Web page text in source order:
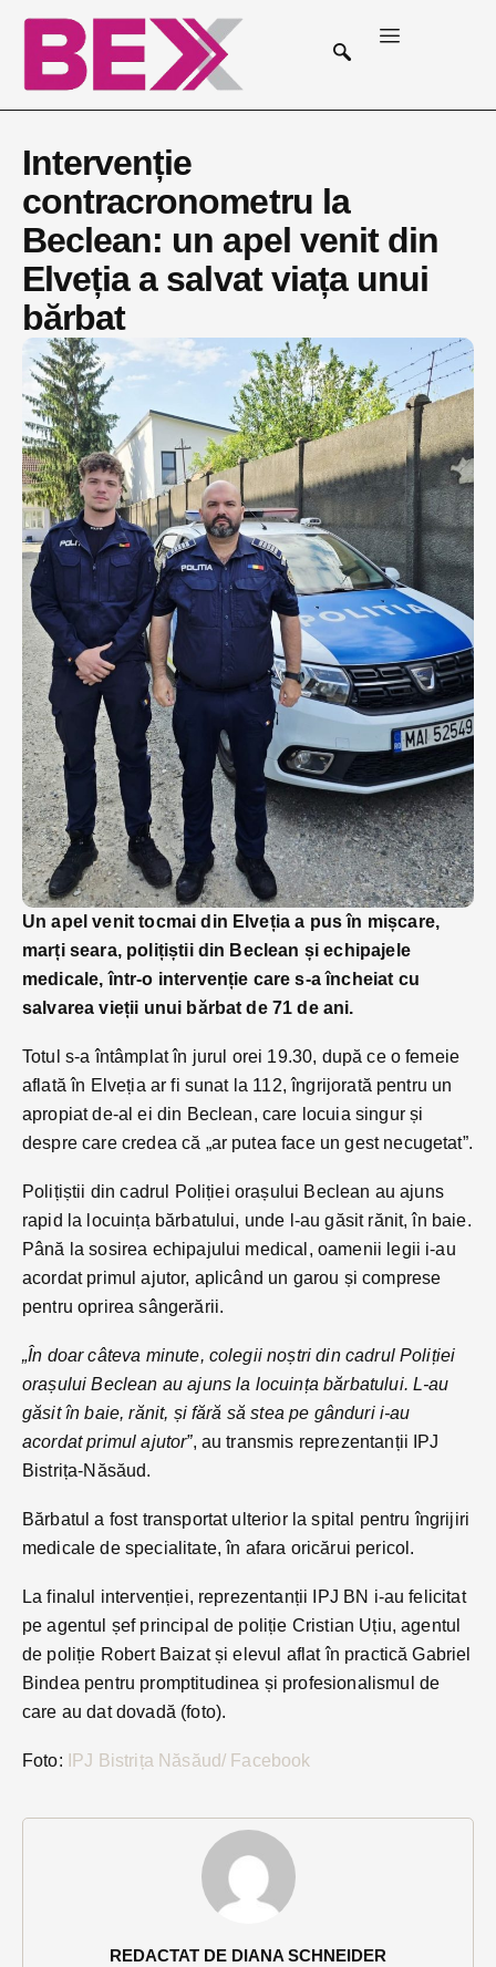
Intervenție
contracronometru la
Beclean: un apel venit din
Elveția a salvat viața unui
bărbat
REDACTAT DE DIANA SCHNEIDER
Un apel venit tocmai din Elveția a pus în mișcare,
marți seara, polițiștii din Beclean și echipajele
medicale, într-o intervenție care s-a încheiat cu
salvarea vieții unui bărbat de 71 de ani.
Totul s-a întâmplat în jurul orei 19.30, după ce o femeie
aflată în Elveția ar fi sunat la 112, îngrijorată pentru un
apropiat de-al ei din Beclean, care locuia singur și
despre care credea că „ar putea face un gest necugetat”.
Polițiștii din cadrul Poliției orașului Beclean au ajuns
rapid la locuința bărbatului, unde l-au găsit rănit, în baie.
Până la sosirea echipajului medical, oamenii legii i-au
acordat primul ajutor, aplicând un garou și comprese
pentru oprirea sângerării.
„În doar câteva minute, colegii noștri din cadrul Poliției
orașului Beclean au ajuns la locuința bărbatului. L-au
găsit în baie, rănit, și fără să stea pe gânduri i-au
acordat primul ajutor”, au transmis reprezentanții IPJ
Bistrița-Năsăud.
Bărbatul a fost transportat ulterior la spital pentru îngrijiri
medicale de specialitate, în afara oricărui pericol.
La finalul intervenției, reprezentanții IPJ BN i-au felicitat
pe agentul șef principal de poliție Cristian Uțiu, agentul
de poliție Robert Baizat și elevul aflat în practică Gabriel
Bindea pentru promptitudinea și profesionalismul de
care au dat dovadă (foto).
Foto: IPJ Bistrița Năsăud/ Facebook